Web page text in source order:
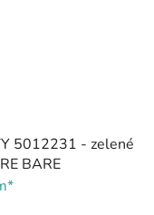
5012231 - zelené
BARE